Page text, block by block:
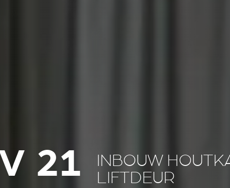
21
INBOUW
LIFTDEUR